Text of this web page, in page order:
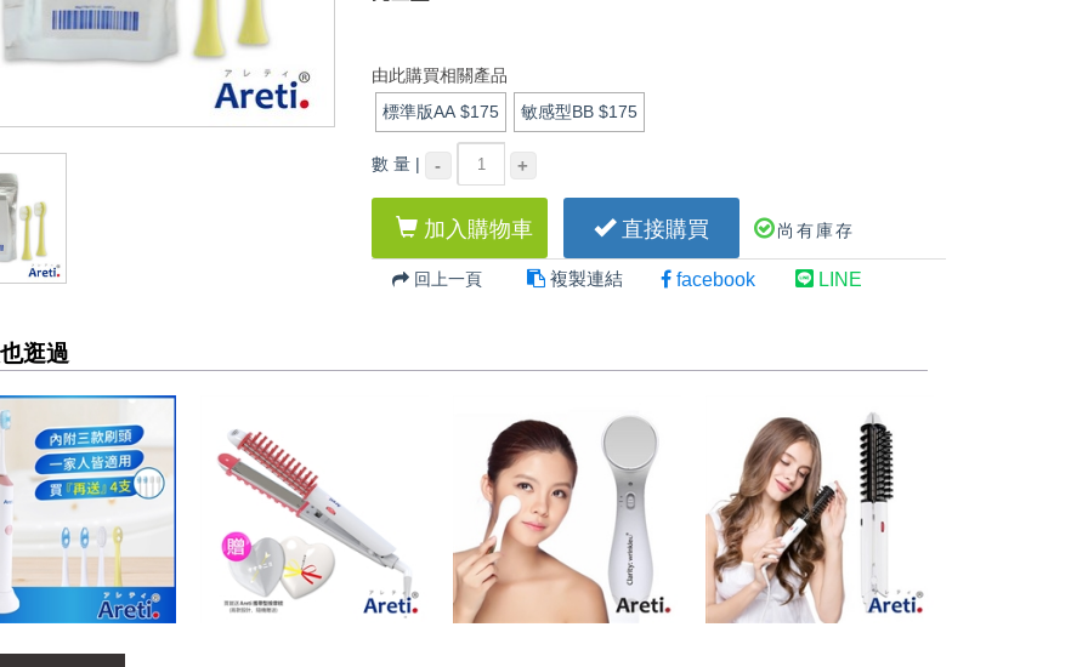
由此購買相關產品
標準版AA $175 敏感型BB $175
數 量 | - +
加入購物車 直接購買 尚有庫存
回上一頁 複製連結 facebook LINE
逛過